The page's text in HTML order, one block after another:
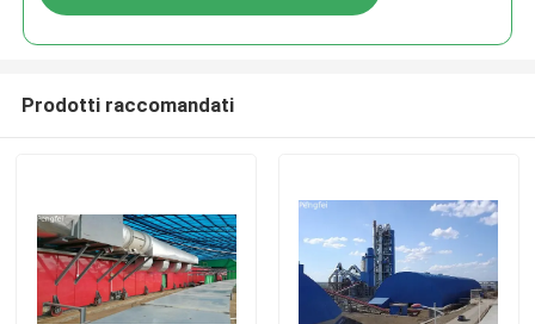
Prodotti raccomandati